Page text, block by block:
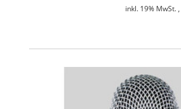
inkl. 19% MwSt. ,